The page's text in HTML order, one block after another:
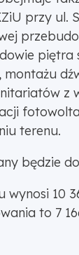
przy ul.
piętra
montażu
z
terenu.
będzie
10
to 7